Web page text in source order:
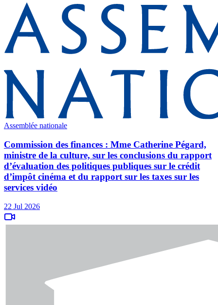
Assemblée nationale
Commission des finances : Mme Catherine Pégard,
ministre de la culture, sur les conclusions du rapport
d’évaluation des politiques publiques sur le crédit
d’impôt cinéma et du rapport sur les taxes sur les
services vidéo
22 Jul 2026